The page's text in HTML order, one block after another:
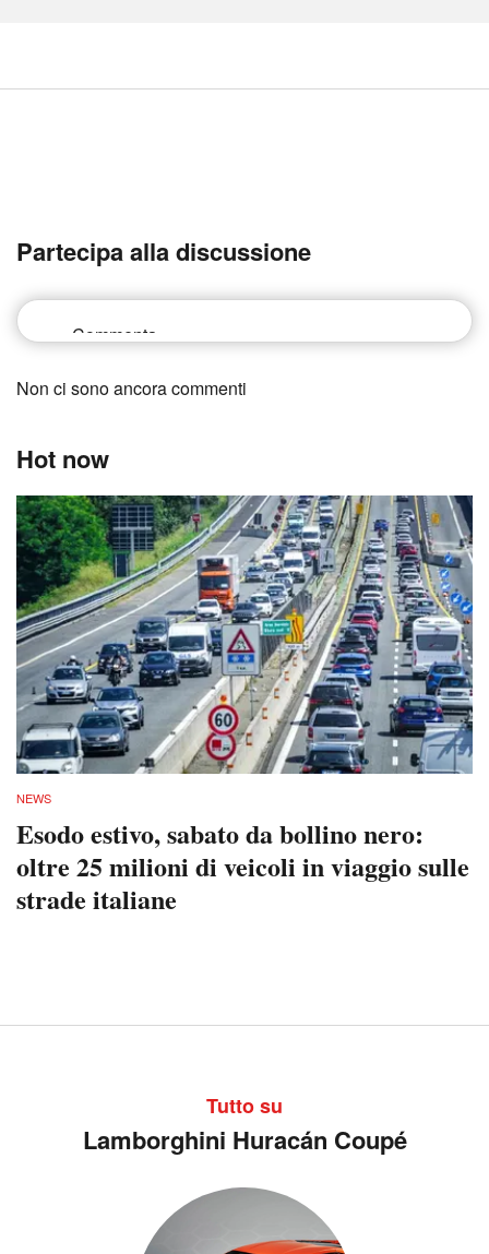
Partecipa alla discussione
Non ci sono ancora commenti
Hot now
NEWS
Esodo estivo, sabato da bollino nero:
oltre 25 milioni di veicoli in viaggio sulle
strade italiane
Tutto su
Lamborghini Huracán Coupé